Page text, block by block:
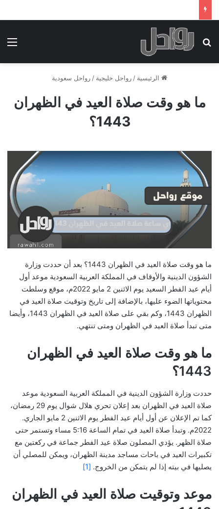
بحث عن
الرئيسية / رواحل خليجية / رواحل سعودية
ما هو وقت صلاة العيد في الظهران
1443؟
ما هو وقت صلاة العيد في الظهران 1443؟ بعد أن حددت وزارة
الشؤون الدينية والأوقاف في المملكة العربية السعودية موعد أول
أيام عيد الفطر السعيد يوم الاثنين 2 مايو 2022م، موقع وسلطت
محتوياتها الضوء عليها، بالإضافة إلى تاريخ وتوقيت صلاة العيد في
الظهران 1443، وكم بقي على صلاة العيد في الظهران 1443، وأيضا
متى تبدأ صلاة العيد في الظهران ومتى تنتهي.
ما هو وقت صلاة العيد في الظهران
1443؟
حددت وزارة الشؤون الدينية في المملكة العربية السعودية موعد
صلاة العيد في الظهران بعد إعلان تحري هلال شوال يوم 29 رمضان،
كما تم الإعلان عن أول أيام عيد الفطر يوم الاثنين 2 مايو الجاري.
2022م. وتبدأ صلاة العيد في تمام الساعة 5:16 مساء وتستمر حتى
صلاة الظهر. يؤدي المصلون صلاة عيد الفطر جماعة في ركعتين مع
تكبيرات العيد في باحات مساجد مدينة الظهران، ويمكن للمصلي أن
يصليها في بيته إذا لم يتمكن من الخروج. [1]
موعد وتوقيت صلاة العيد في الظهران